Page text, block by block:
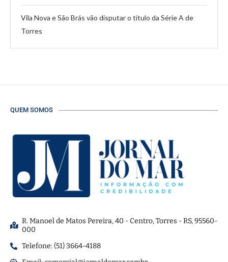
Vila Nova e São Brás vão disputar o título da Série A de
Torres
QUEM SOMOS
R. Manoel de Matos Pereira, 40 - Centro, Torres - RS, 95560-
000
Telefone: (51) 3664-4188